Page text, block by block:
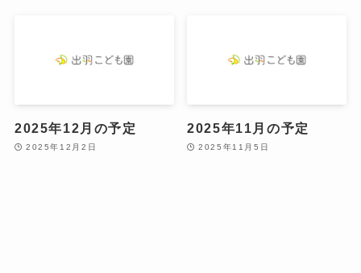
2025年12月の予定
2025年12月2日
2025年11月の予定
2025年11月5日